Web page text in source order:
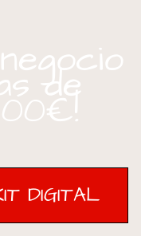
de
DIGITAL
DIGITAL